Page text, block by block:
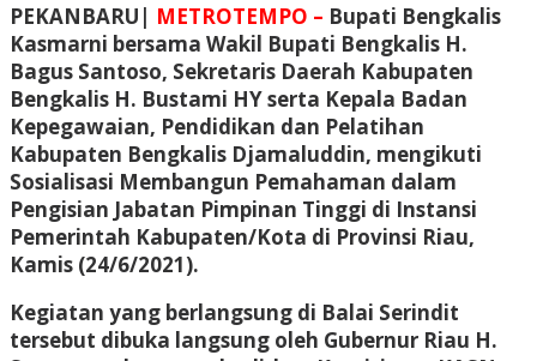
PEKANBARU| METROTEMPO – Bupati Bengkalis
Kasmarni bersama Wakil Bupati Bengkalis H.
Bagus Santoso, Sekretaris Daerah Kabupaten
Bengkalis H. Bustami HY serta Kepala Badan
Kepegawaian, Pendidikan dan Pelatihan
Kabupaten Bengkalis Djamaluddin, mengikuti
Sosialisasi Membangun Pemahaman dalam
Pengisian Jabatan Pimpinan Tinggi di Instansi
Pemerintah Kabupaten/Kota di Provinsi Riau,
Kamis (24/6/2021).
Kegiatan yang berlangsung di Balai Serindit
tersebut dibuka langsung oleh Gubernur Riau H.